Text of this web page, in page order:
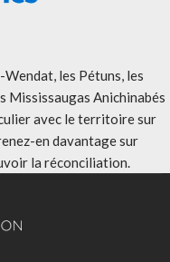
les Pétuns, les
Mississaugas Anichinabés
avec le territoire sur
en davantage sur
la réconciliation